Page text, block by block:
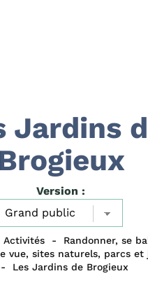
Jardins
Brogieux
Version :
Activités
Randonner, se
vue, sites naturels, parcs et
Les Jardins de Brogieux